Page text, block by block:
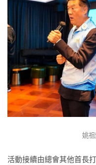
姚
活動接續由總會其他首長打